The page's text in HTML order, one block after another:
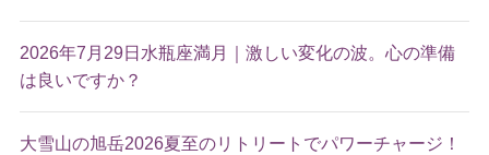
2026年7月29日水瓶座満月｜激しい変化の波。心の準備
は良いですか？
大雪山の旭岳2026夏至のリトリートでパワーチャージ！